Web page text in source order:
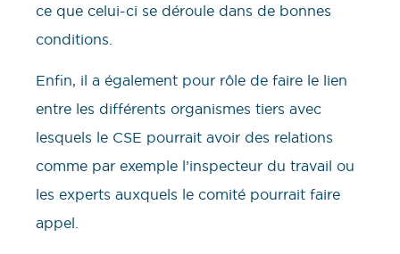
ce que celui-ci se déroule dans de bonnes
conditions.
Enfin, il a également pour rôle de faire le lien
entre les différents organismes tiers avec
lesquels le CSE pourrait avoir des relations
comme par exemple l’inspecteur du travail ou
les experts auxquels le comité pourrait faire
appel.